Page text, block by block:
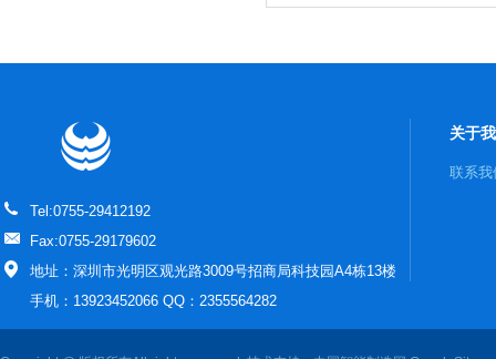
Tel:0755-29412192
Fax:0755-29179602
地址：深圳市光明区观光路3009号招商局科技园A4栋13楼
手机：13923452066 QQ：2355564282
关于
联系我